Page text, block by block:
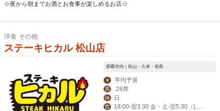
☆夜から朝までお酒とお食事が楽しめるお店☆
洋食 その他
ステーキヒカル 松山店
那覇市内｜松山・久米・前島
￥ 平均予算
席 28席
休 日
営
18:00-翌3:30 金・土-翌5:30（L.O.